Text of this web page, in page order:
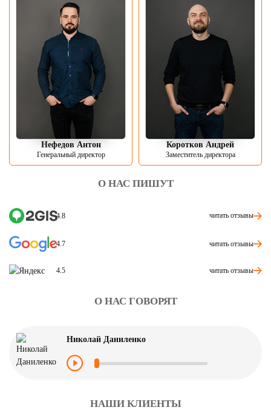
Нефедов Антон
Генеральный директор
Коротков Андрей
Заместитель директора
О НАС ПИШУТ
4.8 читать отзывы
4.7 читать отзывы
4.5 читать отзывы
О НАС ГОВОРЯТ
Николай Даниленко
НАШИ КЛИЕНТЫ